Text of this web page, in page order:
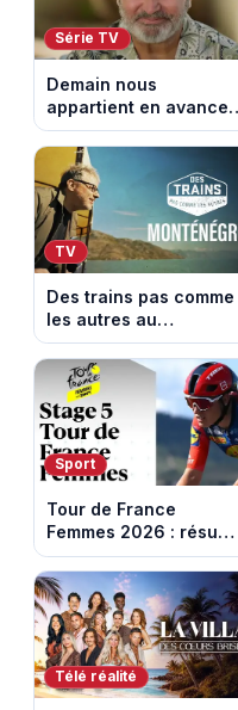
Série TV
Demain nous
appartient en avance:
Alex révèle son lourd
secret. Episode du 7
août 2026.
TV
Des trains pas comme
les autres au
Monténégro : Philippe
Gougler sur les rails
l’Adriatique
Sport
Tour de France
Femmes 2026 : résumé
vidéo de la 5e étape
entre Mâcon et
Belleville-en-
Beaujolais
Télé réalité